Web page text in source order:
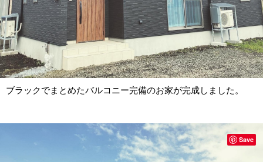
ブラックでまとめたバルコニー完備のお家が完成しました。
Save